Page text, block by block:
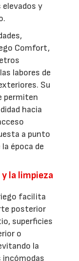
elevados y
Comfort,
labores de
Su
permiten
hacia
a punto
época de
la limpieza
facilita
posterior
superficies
o
la
incómodas